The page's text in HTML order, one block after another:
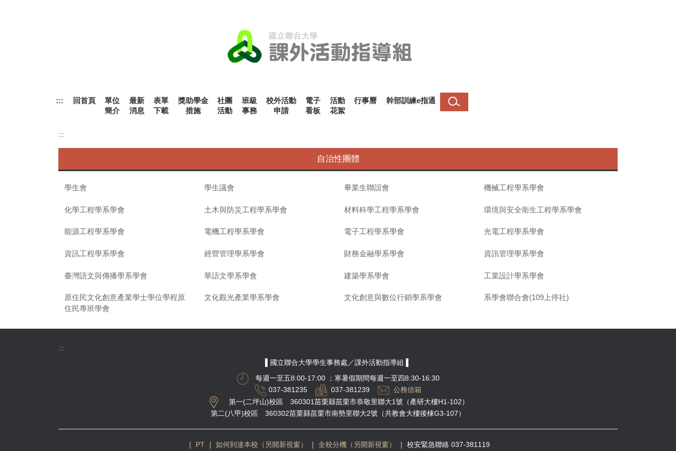
::: 回首頁
單位
簡介
最新
消息
表單
下載
獎助學金
措施
社團
活動
班級
事務
校外活動
申請
電子
看板
活動
花絮
行事曆 幹部訓練e指通
:::
自治性團體
學生會 學生議會 畢業生聯誼會 機械工程學系學會
化學工程學系學會 土木與防災工程學系學會 材料科學工程學系學會 環境與安全衛生工程學系學會
能源工程學系學會 電機工程學系學會 電子工程學系學會 光電工程學系學會
資訊工程學系學會 經營管理學系學會 財務金融學系學會 資訊管理學系學會
臺灣語文與傳播學系學會 華語文學系學會 建築學系學會 工業設計學系學會
原住民文化創意產業學士學位學程原
住民專班學會
文化觀光產業學系學會 文化創意與數位行銷學系學會 系學會聯合會(109上停社)
:::
▌國立聯合大學學生事務處／課外活動指導組 ▌
每週一至五8:00-17:00
；寒暑假期間每週一至四8:30-16:30
037-381235
037-381239
公務信箱
第一(二坪山)校區 360301苗栗縣苗栗市恭敬里聯大1號（產研大樓H1-102）
第二(八甲)校區 360302苗栗縣苗栗市南勢里聯大2號（共教會大樓後棟G3-107）
｜ PT ｜ 如何到達本校（另開新視窗） ｜ 全校分機（另開新視窗） ｜ 校安緊急聯絡 037-381119